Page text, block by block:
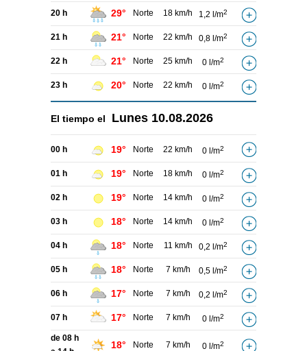
20 h 29° Norte 18 km/h 1,2 l/m2
21 h 21° Norte 22 km/h 0,8 l/m2
22 h 21° Norte 25 km/h 0 l/m2
23 h 20° Norte 22 km/h 0 l/m2
El tiempo el Lunes 10.08.2026
00 h 19° Norte 22 km/h 0 l/m2
01 h 19° Norte 18 km/h 0 l/m2
02 h 19° Norte 14 km/h 0 l/m2
03 h 18° Norte 14 km/h 0 l/m2
04 h 18° Norte 11 km/h 0,2 l/m2
05 h 18° Norte 7 km/h 0,5 l/m2
06 h 17° Norte 7 km/h 0,2 l/m2
07 h 17° Norte 7 km/h 0 l/m2
de 08 h
18° Norte 7 km/h 0 l/m2